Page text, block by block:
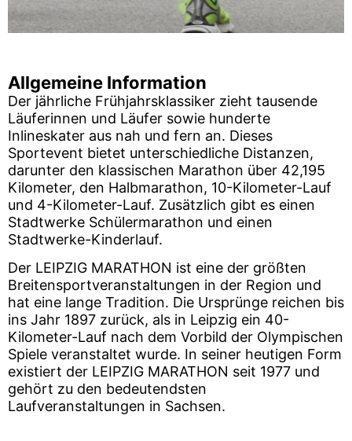
Allgemeine Information
Der jährliche Frühjahrsklassiker zieht tausende
Läuferinnen und Läufer sowie hunderte
Inlineskater aus nah und fern an. Dieses
Sportevent bietet unterschiedliche Distanzen,
darunter den klassischen Marathon über 42,195
Kilometer, den Halbmarathon, 10-Kilometer-Lauf
und 4-Kilometer-Lauf. Zusätzlich gibt es einen
Stadtwerke Schülermarathon und einen
Stadtwerke-Kinderlauf.
Der LEIPZIG MARATHON ist eine der größten
Breitensportveranstaltungen in der Region und
hat eine lange Tradition. Die Ursprünge reichen bis
ins Jahr 1897 zurück, als in Leipzig ein 40-
Kilometer-Lauf nach dem Vorbild der Olympischen
Spiele veranstaltet wurde. In seiner heutigen Form
existiert der LEIPZIG MARATHON seit 1977 und
gehört zu den bedeutendsten
Laufveranstaltungen in Sachsen.